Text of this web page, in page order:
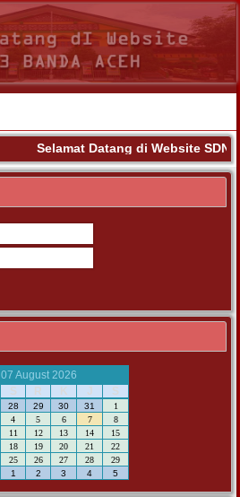
Selamat Datang di Website SDN
07 August 2026
S R K J S
28 29 30 31
1
4 5 6 7
8
11 12 13 14
15
18 19 20 21
22
25 26 27 28
29
1 2 3 4 5